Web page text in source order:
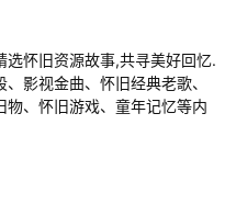
怀旧资源故事,共寻美好回忆.
影视金曲、怀旧经典老歌、
、怀旧游戏、童年记忆等内